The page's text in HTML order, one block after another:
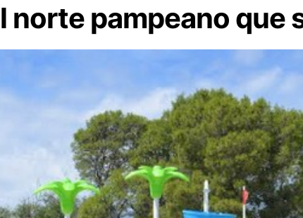
norte pampeano que